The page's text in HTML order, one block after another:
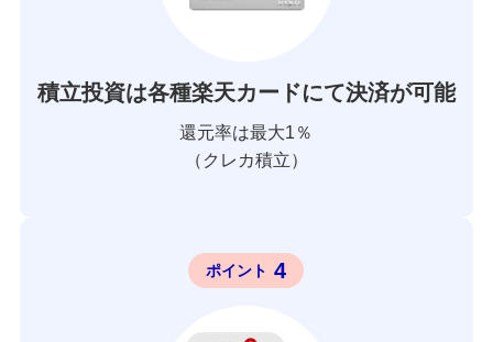
積立投資は各種楽天カードにて決済が可能
還元率は最大1％
（クレカ積立）
ポイント 4